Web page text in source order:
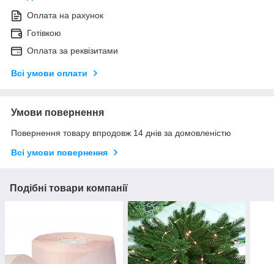
Оплата на рахунок
Готівкою
Оплата за реквізитами
Всі умови оплати
Умови повернення
Повернення товару впродовж 14 днів за домовленістю
Всі умови повернення
Подібні товари компанії